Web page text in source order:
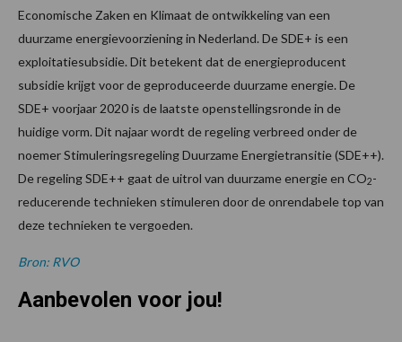
Economische Zaken en Klimaat de ontwikkeling van een
duurzame energievoorziening in Nederland. De SDE+ is een
exploitatiesubsidie. Dit betekent dat de energieproducent
subsidie krijgt voor de geproduceerde duurzame energie. De
SDE+ voorjaar 2020 is de laatste openstellingsronde in de
huidige vorm. Dit najaar wordt de regeling verbreed onder de
noemer Stimuleringsregeling Duurzame Energietransitie (SDE++).
De regeling SDE++ gaat de uitrol van duurzame energie en CO2-
reducerende technieken stimuleren door de onrendabele top van
deze technieken te vergoeden.
Bron: RVO
Aanbevolen voor jou!